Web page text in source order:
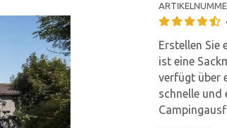
Erstellen Sie
ist eine
verfügt über
schnelle und